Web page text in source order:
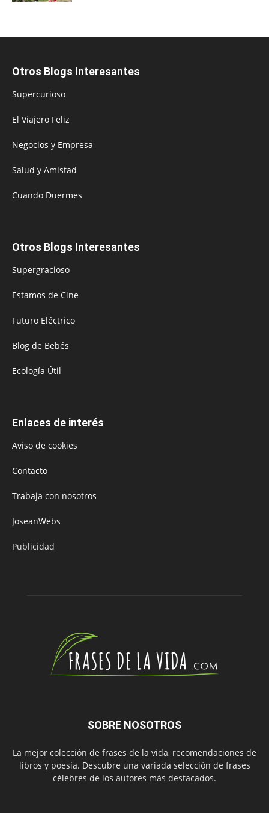
Otros Blogs Interesantes
Supercurioso
El Viajero Feliz
Negocios y Empresa
Salud y Amistad
Cuando Duermes
Otros Blogs Interesantes
Supergracioso
Estamos de Cine
Futuro Eléctrico
Blog de Bebés
Ecología Útil
Enlaces de interés
Aviso de cookies
Contacto
Trabaja con nosotros
JoseanWebs
Publicidad
SOBRE NOSOTROS
La mejor colección de frases de la vida, recomendaciones de
libros y poesía. Descubre una variada selección de frases
célebres de los autores más destacados.